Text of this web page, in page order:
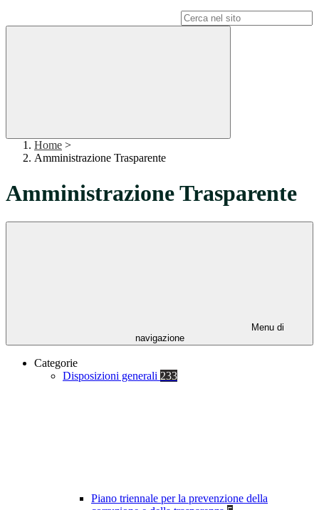
Home >
Amministrazione Trasparente
Amministrazione Trasparente
Menu di
navigazione
Categorie
Disposizioni generali 233
Piano triennale per la prevenzione della